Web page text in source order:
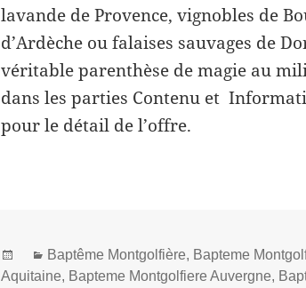
lavande de Provence, vignobles de
d’Ardèche ou falaises sauvages de
véritable parenthèse de magie au
dans les parties Contenu et
pour le détail de l’offre.
Posted
on
Categories
Baptême Montgolfière, Bapteme
Aquitaine, Bapteme Montgolfiere Auvergne,